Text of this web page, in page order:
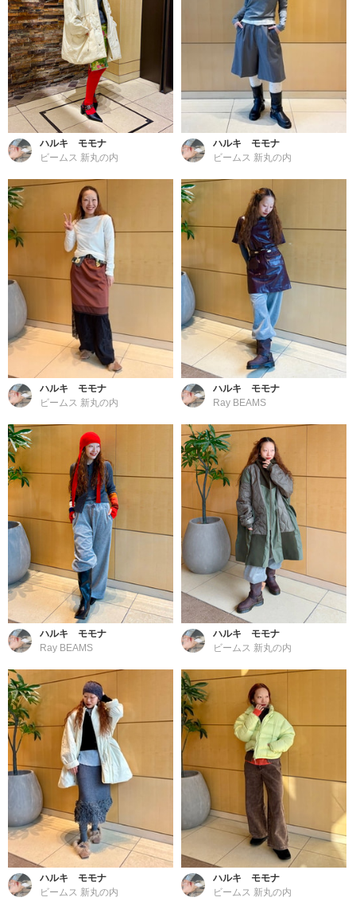
ハルキ モモナ
ビームス 新丸の内
ハルキ モモナ
ビームス 新丸の内
ハルキ モモナ
ビームス 新丸の内
ハルキ モモナ
Ray BEAMS
ハルキ モモナ
Ray BEAMS
ハルキ モモナ
ビームス 新丸の内
ハルキ モモナ
ビームス 新丸の内
ハルキ モモナ
ビームス 新丸の内